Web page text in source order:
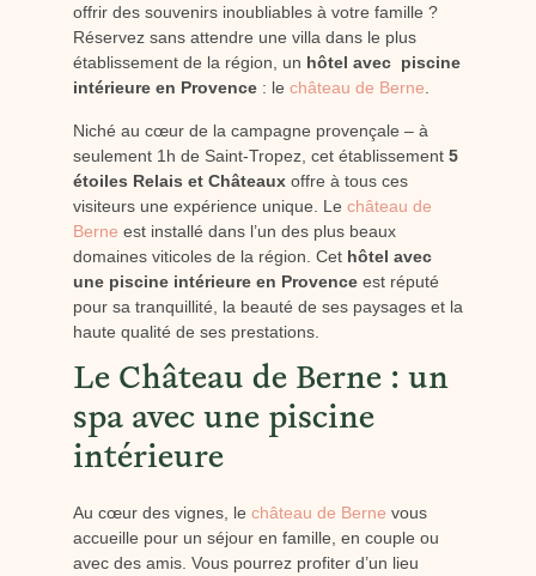
offrir des souvenirs inoubliables à votre famille ?
Réservez sans attendre une villa dans le plus
établissement de la région, un hôtel avec piscine
intérieure en Provence: le château de Berne
Niché au cœur de la campagne provençale – à
seulement 1h de Saint-Tropez, cet établissement 5
étoiles Relais et Châteauxoffre à tous ces
visiteurs une expérience unique. Le château de
Berne est installé dans l’un des plus beaux
domaines viticoles de la région. Cet hôtel avec
une piscine intérieure en Provenceest réputé
pour sa tranquillité, la beauté de ses paysages et la
haute qualité de ses prestations.
Le Château de Berne : un
spa avec une piscine
intérieure
Au cœur des vignes, le château de Berne vous
accueille pour un séjour en famille, en couple ou
avec des amis. Vous pourrez profiter d’un lieu